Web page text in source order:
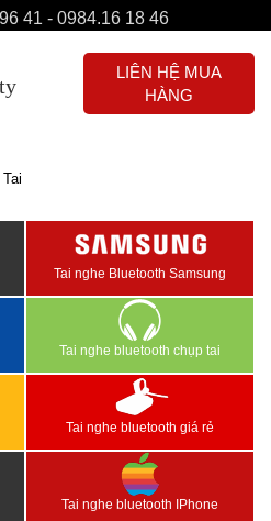
41 - 0984.16 18 46
LIÊN HỆ MUA
HÀNG
Tai nghe Bluetooth Samsung
Tai nghe bluetooth chụp tai
Tai nghe bluetooth giá rẻ
Tai nghe bluetooth IPhone